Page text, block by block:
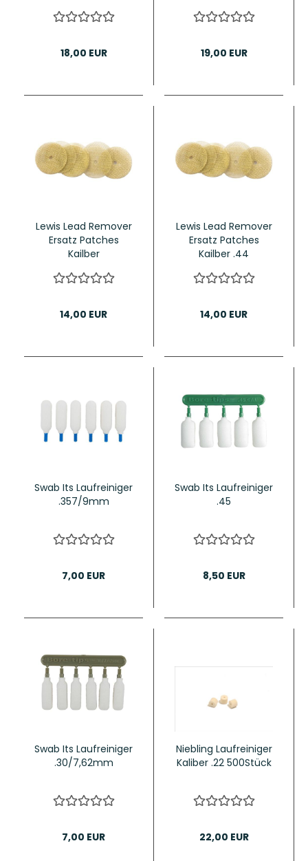
18,00 EUR 19,00 EUR
Lewis Lead Remover
Ersatz Patches
Kailber
14,00 EUR
Lewis Lead Remover
Ersatz Patches
Kailber .44
14,00 EUR
Swab Its Laufreiniger
.357/9mm
7,00 EUR
Swab Its Laufreiniger
.45
8,50 EUR
Swab Its Laufreiniger
.30/7,62mm
7,00 EUR
Niebling Laufreiniger
Kaliber .22 500Stück
22,00 EUR